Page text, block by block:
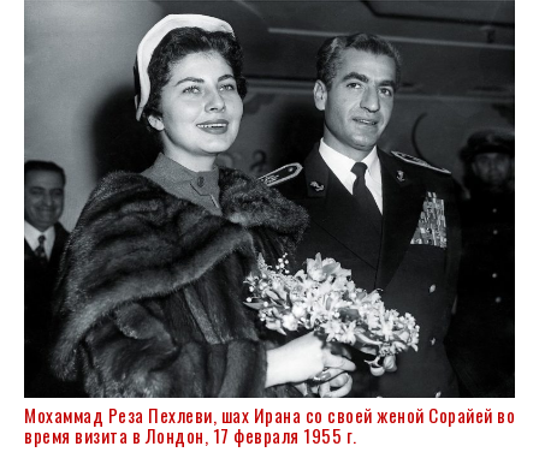
Мохаммад Реза Пехлеви, шах Ирана со своей женой Сорайей во
время визита в Лондон, 17 февраля 1955 г.